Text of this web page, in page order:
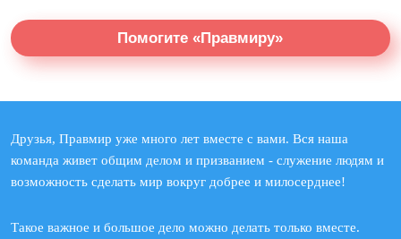
Помогите «Правмиру»
Друзья, Правмир уже много лет вместе с вами. Вся наша
команда живет общим делом и призванием - служение людям и
возможность сделать мир вокруг добрее и милосерднее!
Такое важное и большое дело можно делать только вместе.